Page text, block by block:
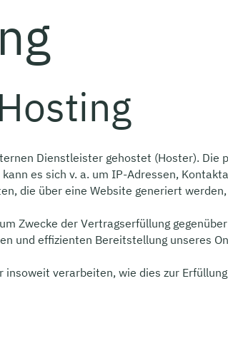
Dienstleister gehostet (Hoster).
es sich v. a. um IP-Adressen,
die über eine Website generiert
Zwecke der Vertragserfüllung
und effizienten Bereitstellung unseres
verarbeiten, wie dies zur